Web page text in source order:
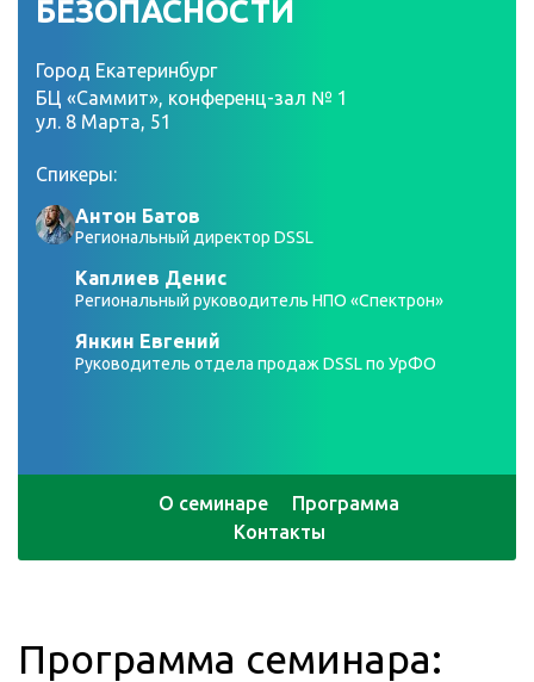
БЕЗОПАСНОСТИ
Город Екатеринбург
БЦ «Саммит», конференц-зал № 1
ул. 8 Марта, 51
Спикеры:
Антон Батов
Региональный директор DSSL
Каплиев Денис
Региональный руководитель НПО «Спектрон»
Янкин Евгений
Руководитель отдела продаж DSSL по УрФО
О семинаре
Программа
Контакты
Программа семинара: